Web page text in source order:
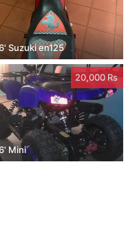
Suzuki en125
20,000 Rs
Mini